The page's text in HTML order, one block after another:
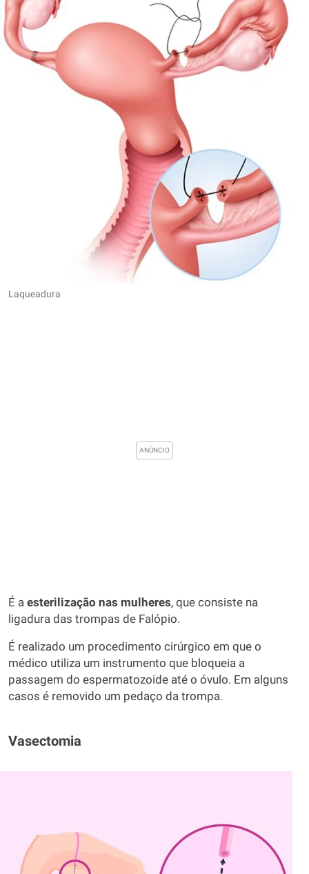
Laqueadura
É a esterilização nas mulheres, que consiste na
ligadura das trompas de Falópio.
É realizado um procedimento cirúrgico em que o
médico utiliza um instrumento que bloqueia a
passagem do espermatozoide até o óvulo. Em alguns
casos é removido um pedaço da trompa.
Vasectomia